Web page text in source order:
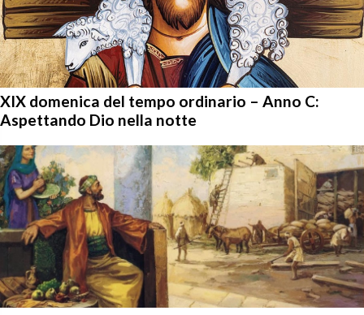
XIX domenica del tempo ordinario – Anno C:
Aspettando Dio nella notte